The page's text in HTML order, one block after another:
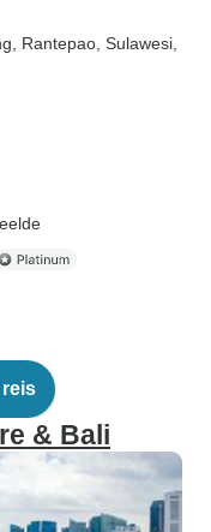
, Rantepao , Sulawesi
reis
& Bali